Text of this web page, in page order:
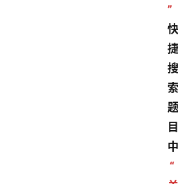
”
快
捷
搜
索
题
目
中
“